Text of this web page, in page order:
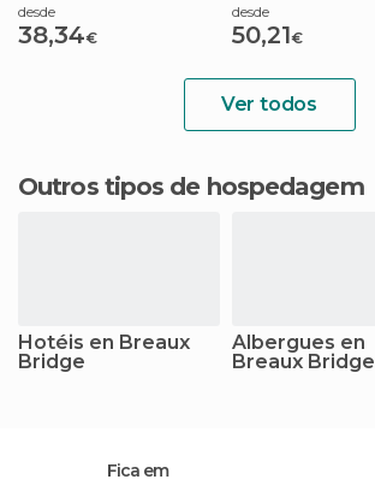
desde
38,34€
desde
50,21€
Ver todos
Outros tipos de hospedagem
Hotéis en Breaux
Bridge
Albergues en
Breaux Bridge
Fica em